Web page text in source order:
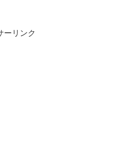
ーリンク